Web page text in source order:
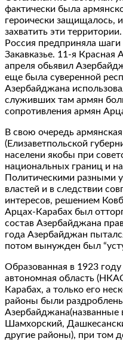
фактически была
героически защищалось,
захватить эти
Россия предприняла шаги
Закавказье. 11-я
апреля обьявил
еще была суверенной
Азербайджана
служивших там армян
сопротивления армян
В свою очередь
(Елизаветпольской
населени якобы при
национальных границ и
Политическими разными
властей и в следствии
интересов, решением
Арцах-Карабах был
состав Азербайджана
года Азербайджан
потом вынужден был
Образованная в 1923
автономная область
Карабах, а только его
районы были
Азербайджана(названные
Шамхорский,
другие районы), при том